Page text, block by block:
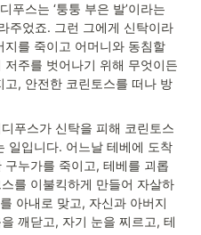
푸스는 ‘퉁퉁 부은 발’이라는
주었죠. 그런 그에게 신탁이라
를 죽이고 어머니와 동침할
주를 벗어나기 위해 무엇이든
, 안전한 코린토스를 떠나 방
푸스가 신탁을 피해 코린토스
일입니다. 어느날 테베에 도착
누가를 죽이고, 테베를 괴롭
를 이불킥하게 만들어 자살하
아내로 맞고, 자신과 아버지
깨닫고, 자기 눈을 찌르고, 테